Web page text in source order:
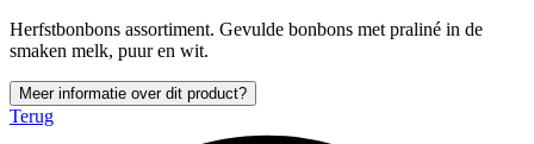
Herfstbonbons assortiment. Gevulde bonbons met praliné in de
smaken melk, puur en wit.
Meer informatie over dit product?
Terug